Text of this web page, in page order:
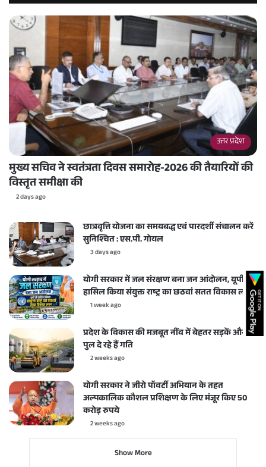
उत्तर प्रदेश
मुख्य सचिव ने स्वतंत्रता दिवस समारोह-2026 की तैयारियों की
विस्तृत समीक्षा की
2 days ago
छात्रवृत्ति योजना का समयबद्ध एवं पारदर्शी संचालन करें
सुनिश्चित : एस.पी. गोयल
3 days ago
योगी सरकार में जल संरक्षण बना जन आंदोलन, यूपी ने
हासिल किया संयुक्त राष्ट्र का छठवां सतत विकास लक्ष्य
1 week ago
प्रदेश के विकास की मजबूत नींव में बेहतर सड़कें और
पुल दे रहे हैं गति
2 weeks ago
योगी सरकार ने जीरो पॉवर्टी अभियान के तहत
अल्पकालिक कौशल प्रशिक्षण के लिए मंजूर किए 50
करोड़ रुपये
2 weeks ago
Show More